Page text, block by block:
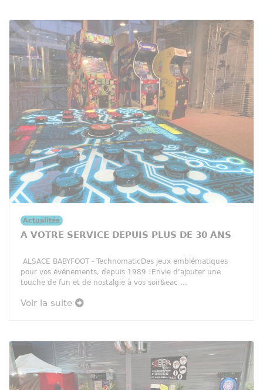
Actualités
A VOTRE SERVICE DEPUIS PLUS DE 30 ANS
ALSACE BABYFOOT - TechnomaticDes jeux emblématiques
pour vos événements, depuis 1989 !Envie d’ajouter une
touche de fun et de nostalgie à vos soir&eac ...
Voir la suite